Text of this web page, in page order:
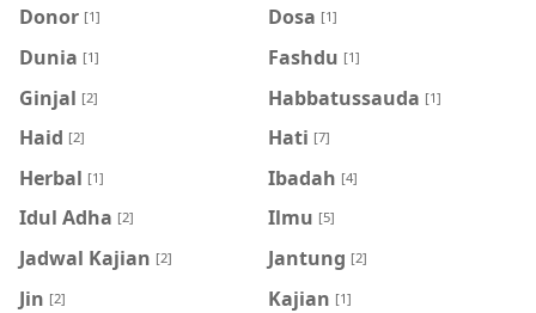
Donor [1] Dosa [1]
Dunia [1] Fashdu [1]
Ginjal [2] Habbatussauda [1]
Haid [2] Hati [7]
Herbal [1] Ibadah [4]
Idul Adha [2] Ilmu [5]
Jadwal Kajian [2] Jantung [2]
Jin [2] Kajian [1]